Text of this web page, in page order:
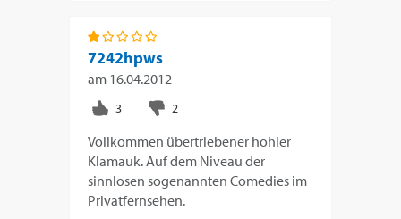
7242hpws
am 16.04.2012
Vollkommen übertriebener hohler
Klamauk. Auf dem Niveau der
sinnlosen sogenannten Comedies im
Privatfernsehen.